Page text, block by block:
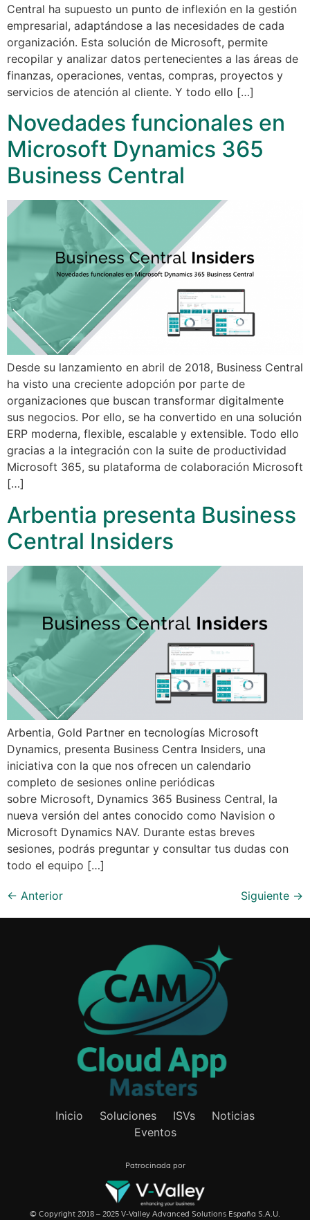
Central ha supuesto un punto de inflexión en la gestión
empresarial, adaptándose a las necesidades de cada
organización. Esta solución de Microsoft, permite
recopilar y analizar datos pertenecientes a las áreas de
finanzas, operaciones, ventas, compras, proyectos y
servicios de atención al cliente. Y todo ello […]
Novedades funcionales en
Microsoft Dynamics 365
Business Central
Desde su lanzamiento en abril de 2018, Business Central
ha visto una creciente adopción por parte de
organizaciones que buscan transformar digitalmente
sus negocios. Por ello, se ha convertido en una solución
ERP moderna, flexible, escalable y extensible. Todo ello
gracias a la integración con la suite de productividad
Microsoft 365, su plataforma de colaboración Microsoft
[…]
Arbentia presenta Business
Central Insiders
Arbentia, Gold Partner en tecnologías Microsoft
Dynamics, presenta Business Centra Insiders, una
iniciativa con la que nos ofrecen un calendario
completo de sesiones online periódicas
sobre Microsoft, Dynamics 365 Business Central, la
nueva versión del antes conocido como Navision o
Microsoft Dynamics NAV. Durante estas breves
sesiones, podrás preguntar y consultar tus dudas con
todo el equipo […]
← Anterior Siguiente →
Inicio Soluciones ISVs
Noticias
Eventos
Patrocinada por
© Copyright 2018 – 2025 V-Valley Advanced Solutions España S.A.U.